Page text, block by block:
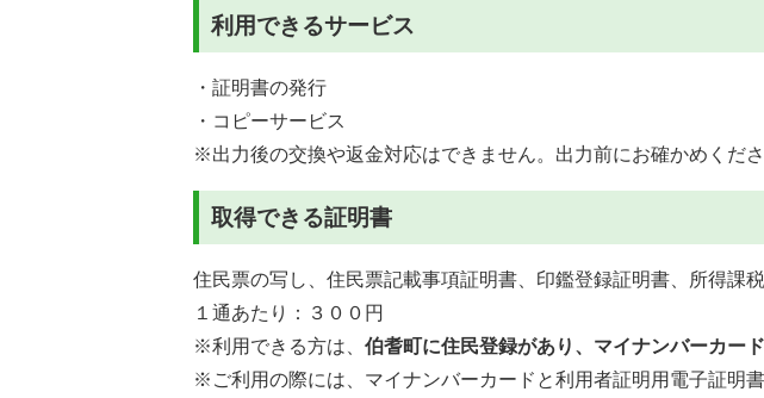
利用できるサービス
・証明書の発行
・コピーサービス
※出力後の交換や返金対応はできません。出力前にお確かめくださ
取得できる証明書
住民票の写し、住民票記載事項証明書、印鑑登録証明書、所得課
１通あたり：３００円
※利用できる方は、 伯耆町に住民登録があり、マイナンバーカー
※ご利用の際には、マイナンバーカードと利用者証明用電子証明